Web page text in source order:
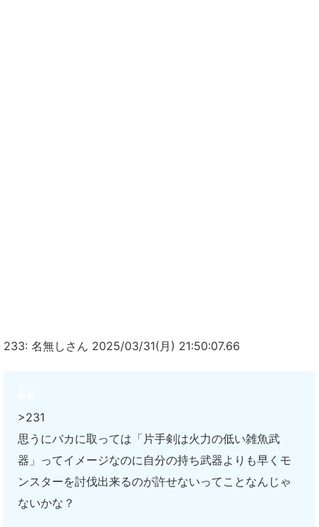
233: 名無しさん 2025/03/31(月) 21:50:07.66
>231
思うにバカに取っては「片手剣は火力の低い雑魚武
器」ってイメージなのに自分の持ち武器よりも早くモ
ンスターを討伐出来るのが許せないってことなんじゃ
ないかな？